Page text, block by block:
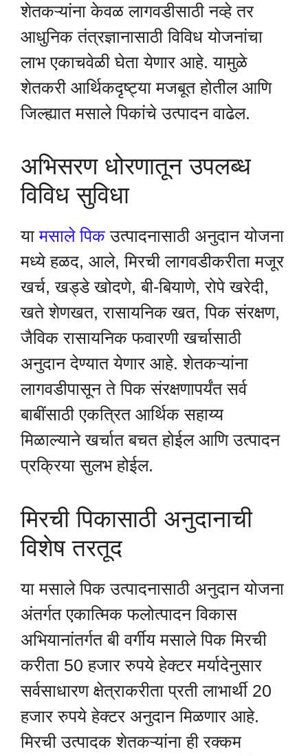
शेतकऱ्यांना केवळ लागवडीसाठी नव्हे तर
आधुनिक तंत्रज्ञानासाठी विविध योजनांचा
लाभ एकाचवेळी घेता येणार आहे. यामुळे
शेतकरी आर्थिकदृष्ट्या मजबूत होतील आणि
जिल्ह्यात मसाले पिकांचे उत्पादन वाढेल.
अभिसरण धोरणातून उपलब्ध
विविध सुविधा
यामसाले पिक उत्पादनासाठी अनुदान योजना
मध्ये हळद, आले, मिरची लागवडीकरीता मजूर
खर्च, खड्डे खोदणे, बी-बियाणे, रोपे खरेदी,
खते शेणखत, रासायनिक खत, पिक संरक्षण,
जैविक रासायनिक फवारणी खर्चासाठी
अनुदान देण्यात येणार आहे. शेतकऱ्यांना
लागवडीपासून ते पिक संरक्षणापर्यंत सर्व
बाबींसाठी एकत्रित आर्थिक सहाय्य
मिळाल्याने खर्चात बचत होईल आणि उत्पादन
प्रक्रिया सुलभ होईल.
मिरची पिकासाठी अनुदानाची
विशेष तरतूद
या मसाले पिक उत्पादनासाठी अनुदान योजना
अंतर्गत एकात्मिक फलोत्पादन विकास
अभियानांतर्गत बी वर्गीय मसाले पिक मिरची
करीता 50 हजार रुपये हेक्टर मर्यादेनुसार
सर्वसाधारण क्षेत्राकरीता प्रती लाभार्थी 20
हजार रुपये हेक्टर अनुदान मिळणार आहे.
मिरची उत्पादक शेतकऱ्यांना ही रक्कम